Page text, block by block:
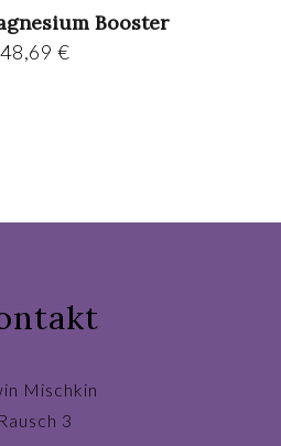
Booster
48,69 €
Mischkin
Rausch 3